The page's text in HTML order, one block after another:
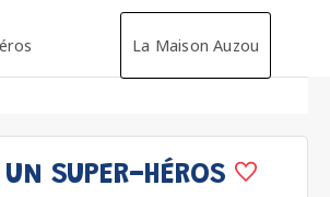
La Maison Auzou
SUPER-HÉROS